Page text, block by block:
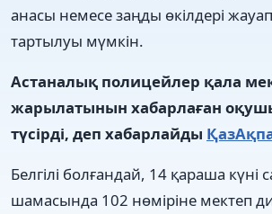
анасы немесе заңды өкілдері
тартылуы мүмкін.
Астаналық полицейлер қала
жарылатынын хабарлаған
түсірді, деп хабарлайды
Белгілі болғандай, 14 қараша күні
шамасында 102 нөміріне мектеп